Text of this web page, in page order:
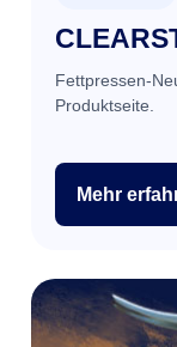
Fettpressen-
Produktseite.
Mehr